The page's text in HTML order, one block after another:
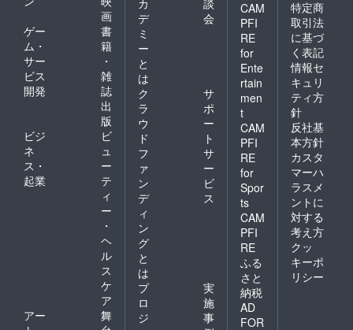
画
ゲー
ム・
サー
ビス
開発
書
籍
・
雑
誌
出
版
ビジ
ネ
ス・
起業
ビ
ュ
ー
テ
ィ
ー
・
ヘ
ル
ス
ケ
ア
アー
舞
デ
ミ
ー
と
は
会
ク
ラ
ウ
ド
フ
ァ
ン
デ
ィ
ン
グ
と
は
サ
ポ
ー
ト
サ
ー
ビ
ス
プ
ロ
ジ
実
施
事
CAM
PFI
RE
for
Ente
rtain
men
t
CAM
PFI
RE
for
Spor
ts
CAM
PFI
RE
ふる
さと
納税
AD
FOR
特定商
取引法
に基づ
く表記
情報セ
キュリ
ティ方
針
反社基
本方針
カスタ
マーハ
ラスメ
ントに
対する
考え方
クッ
キーポ
リシー